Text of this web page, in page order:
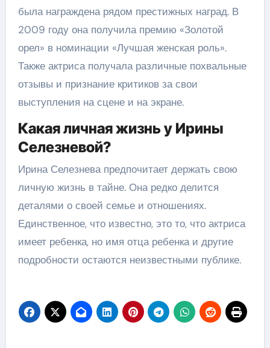
была награждена рядом престижных наград. В
2009 году она получила премию «Золотой
орел» в номинации «Лучшая женская роль».
Также актриса получала различные похвальные
отзывы и признание критиков за свои
выступления на сцене и на экране.
Какая личная жизнь у Ирины
Селезневой?
Ирина Селезнева предпочитает держать свою
личную жизнь в тайне. Она редко делится
деталями о своей семье и отношениях.
Единственное, что известно, это то, что актриса
имеет ребенка, но имя отца ребенка и другие
подробности остаются неизвестными публике.